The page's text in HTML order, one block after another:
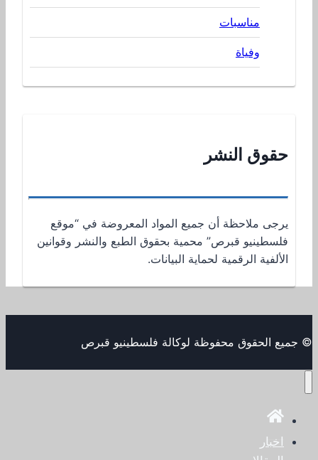
مناسبات
وفياة
حقوق النشر
يرجى ملاحظة أن جميع المواد المعروضة في “موقع
فلسطينيو قبرص” محمية بحقوق الطبع والنشر وقوانين
الألفية الرقمية لحماية البيانات.
© جميع الحقوق محفوظة لوكالة فلسطينيو قبرص
اخبار